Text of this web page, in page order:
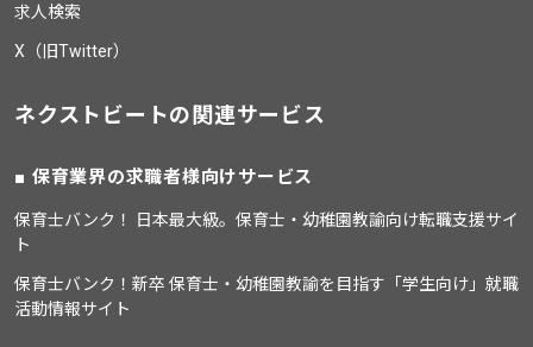
求人検索
X（旧Twitter）
ネクストビートの関連サービス
保育業界の求職者様向けサービス
保育士バンク！ 日本最大級。保育士・幼稚園教諭向け転職支援サイ
ト
保育士バンク！新卒 保育士・幼稚園教諭を目指す「学生向け」就職
活動情報サイト